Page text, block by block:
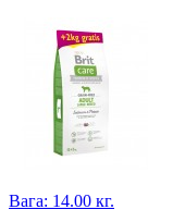
Вага: 14.00 кг.